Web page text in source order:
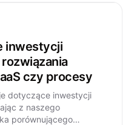
inwestycji
czy procesy
dotyczące inwestycji
z naszego
porównującego